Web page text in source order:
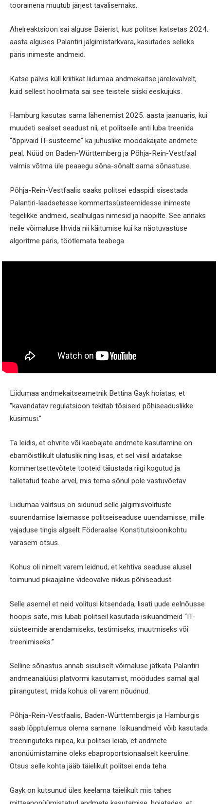
toorainena muutub järjest tavalisemaks.
Ahelreaktsioon sai alguse Baierist, kus politsei katsetas 2024.
aasta alguses Palantiri jälgimistarkvara, kasutades selleks
päris inimeste andmeid.
Katse pälvis küll kriitikat liidumaa andmekaitse järelevalvelt,
kuid sellest hoolimata sai see teistele siiski eeskujuks.
Hamburg kasutas sama lähenemist 2025. aasta jaanuaris, kui
muudeti sealset seadust nii, et politseile anti luba treenida
“õppivaid IT-süsteeme” ka juhuslike möödakäijate andmete
peal. Nüüd on Baden-Württemberg ja Põhja-Rein-Vestfaal
valmis võtma üle peaaegu sõna-sõnalt sama sõnastuse.
Põhja-Rein-Vestfaalis saaks politsei edaspidi sisestada
Palantiri-laadsetesse kommertssüsteemidesse inimeste
tegelikke andmeid, sealhulgas nimesid ja näopilte. See annaks
neile võimaluse lihvida nii käitumise kui ka näotuvastuse
algoritme päris, töötlemata teabega.
Liidumaa andmekaitseametnik Bettina Gayk hoiatas, et
“kavandatav regulatsioon tekitab tõsiseid põhiseaduslikke
küsimusi.”
Ta leidis, et ohvrite või kaebajate andmete kasutamine on
ebamõistlikult ulatuslik ning lisas, et sel viisil aidatakse
kommertsettevõtete tooteid täiustada riigi kogutud ja
talletatud teabe arvel, mis tema sõnul pole vastuvõetav.
Liidumaa valitsus on sidunud selle jälgimisvolituste
suurendamise laiemasse politseiseaduse uuendamisse, mille
vajaduse tingis algselt Föderaalse Konstitutsioonikohtu
varasem otsus.
Kohus oli nimelt varem leidnud, et kehtiva seaduse alusel
toimunud pikaajaline videovalve rikkus põhiseadust.
Selle asemel et neid volitusi kitsendada, lisati uude eelnõusse
hoopis säte, mis lubab politseil kasutada isikuandmeid “IT-
süsteemide arendamiseks, testimiseks, muutmiseks või
treenimiseks.”
Selline sõnastus annab sisuliselt võimaluse jätkata Palantiri
andmeanalüüsi platvormi kasutamist, möödudes samal ajal
piirangutest, mida kohus oli varem nõudnud.
Põhja-Rein-Vestfaalis, Baden-Württembergis ja Hamburgis
saab lõpptulemus olema sarnane. Isikuandmeid võib kasutada
treeninguteks niipea, kui politsei leiab, et andmete
anonüümistamine oleks ebaproportsionaalselt keeruline.
Otsus selle kohta jääb täielikult politsei enda teha.
Gayk on kutsunud üles keelama täielikult mis tahes